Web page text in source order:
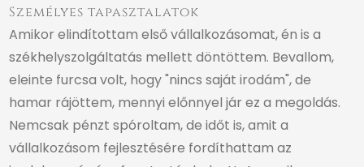
Személyes tapasztalatok
Amikor elindítottam első vállalkozásomat, én is a
székhelyszolgáltatás mellett döntöttem. Bevallom,
eleinte furcsa volt, hogy "nincs saját irodám", de
hamar rájöttem, mennyi előnnyel jár ez a megoldás.
Nemcsak pénzt spóroltam, de időt is, amit a
vállalkozásom fejlesztésére fordíthattam az